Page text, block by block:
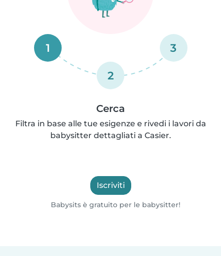
1
2
3
Cerca
Filtra in base alle tue esigenze e rivedi i lavori da
babysitter dettagliati a Casier.
Iscriviti
Babysits è gratuito per le babysitter!